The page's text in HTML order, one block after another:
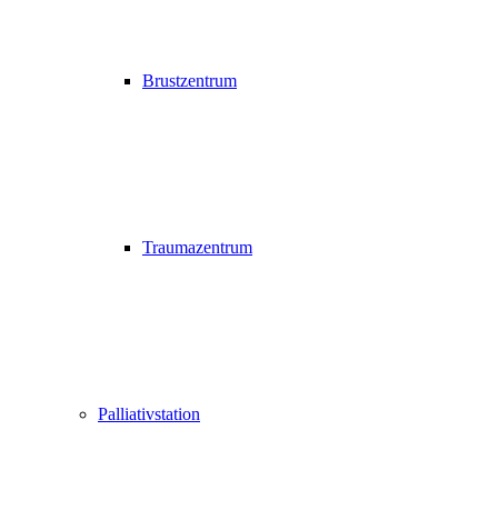
Brustzentrum
Traumazentrum
Palliativstation